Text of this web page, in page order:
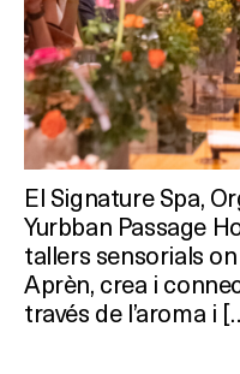
El Signature Spa,
Yurbban Passage
tallers sensorials
Aprèn, crea i
través de l’aroma i